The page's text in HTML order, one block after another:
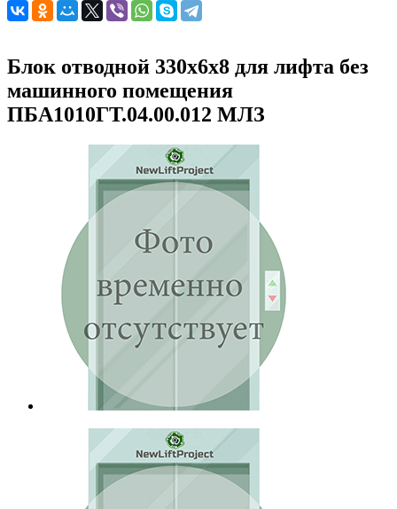
Блок отводной 330х6х8 для лифта без
машинного помещения
ПБА1010ГТ.04.00.012 МЛЗ